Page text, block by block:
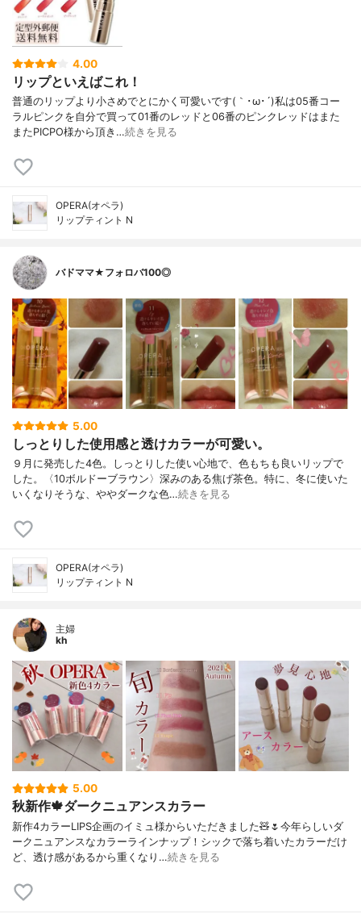
4.00
リップといえばこれ！
普通のリップより小さめでとにかく可愛いです(｀･ω･´)私は05番コー
ラルピンクを自分で買って01番のレッドと06番のピンクレッドはまた
またPICPO様から頂き…続きを見る
OPERA(オペラ)
リップティント N
バドママ★フォロバ100◎
5.00
しっとりした使用感と透けカラーが可愛い。
９月に発売した4色。しっとりした使い心地で、色もちも良いリップで
した。〈10ボルドーブラウン〉深みのある焦げ茶色。特に、冬に使いた
いくなりそうな、ややダークな色…続きを見る
OPERA(オペラ)
リップティント N
主婦
kh
5.00
秋新作🍁ダークニュアンスカラー
新作4カラーLIPS企画のイミュ様からいただきました🧸🌷今年らしいダ
ークニュアンスなカラーラインナップ！シックで落ち着いたカラーだけ
ど、透け感があるから重くなり…続きを見る